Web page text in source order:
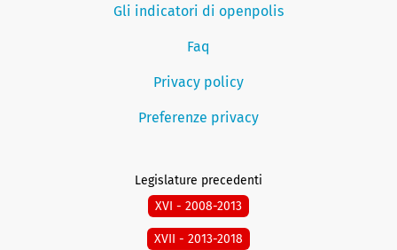
Gli indicatori di openpolis
Faq
Privacy policy
Preferenze privacy
Legislature precedenti
XVI - 2008-2013
XVII - 2013-2018